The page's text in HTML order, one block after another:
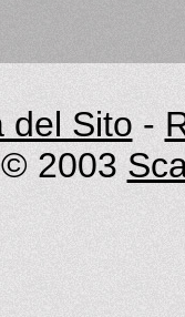
del Sito -
© 2003